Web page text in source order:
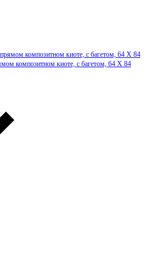
композитном киоте, с багетом, 64 Х 84